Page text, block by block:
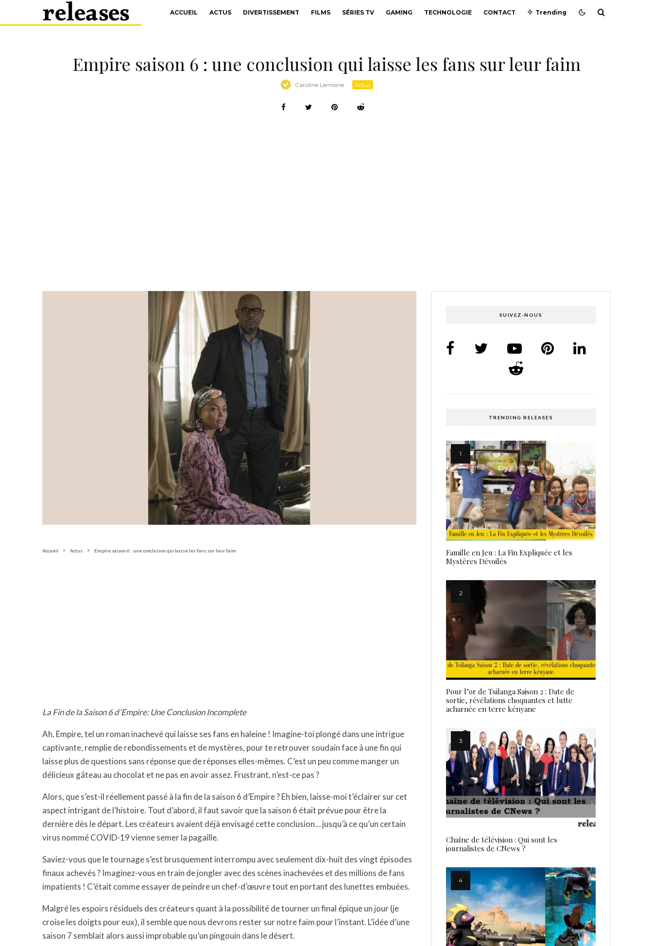
ACCUEIL ACTUS DIVERTISSEMENT FILMS SÉRIES TV GAMING TECHNOLOGIE CONTACT Trending
Empire saison 6 : une conclusion qui laisse les fans sur leur faim
Caroline Lemoine · Actus
Accueil Actus Empire saison 6 : une conclusion qui laisse les fans sur leur faim
La Fin de la Saison 6 d’Empire: Une Conclusion Incomplete
Ah, Empire, tel un roman inachevé qui laisse ses fans en haleine ! Imagine-toi plongé dans une intrigue
captivante, remplie de rebondissements et de mystères, pour te retrouver soudain face à une fin qui
laisse plus de questions sans réponse que de réponses elles-mêmes. C’est un peu comme manger un
délicieux gâteau au chocolat et ne pas en avoir assez. Frustrant, n’est-ce pas ?
Alors, que s’est-il réellement passé à la fin de la saison 6 d’Empire ? Eh bien, laisse-moi t’éclairer sur cet
aspect intrigant de l’histoire. Tout d’abord, il faut savoir que la saison 6 était prévue pour être la
dernière dès le départ. Les créateurs avaient déjà envisagé cette conclusion… jusqu’à ce qu’un certain
virus nommé COVID-19 vienne semer la pagaille.
Saviez-vous que le tournage s’est brusquement interrompu avec seulement dix-huit des vingt épisodes
finaux achevés ? Imaginez-vous en train de jongler avec des scènes inachevées et des millions de fans
impatients ! C’était comme essayer de peindre un chef-d’œuvre tout en portant des lunettes embuées.
Malgré les espoirs résiduels des créateurs quant à la possibilité de tourner un final épique un jour (je
croise les doigts pour eux), il semble que nous devrons rester sur notre faim pour l’instant. L’idée d’une
saison 7 semblait alors aussi improbable qu’un pingouin dans le désert.
SUIVEZ-NOUS
TRENDING RELEASES
Famille en Jeu : La Fin Expliquée et les
Mystères Dévoilés
Pour l’or de Tsilanga Saison 2 : Date de
sortie, révélations choquantes et lutte
acharnée en terre kényane
Chaîne de télévision : Qui sont les
journalistes de CNews ?